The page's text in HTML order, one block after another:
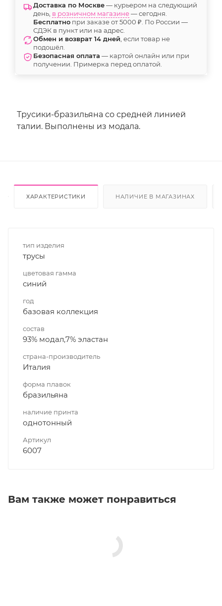
Доставка по Москве— курьером на следующий
день, в розничном магазине— сегодня.
Бесплатно при заказе от 5000 ₽. По России —
СДЭК в пункт или на адрес.
Обмен и возврат 14 дней , если товар не
подошёл.
Безопасная оплата — картой онлайн или при
получении. Примерка перед оплатой.
Трусики-бразильяна со средней линией
талии. Выполнены из модала.
ХАРАКТЕРИСТИКИ НАЛИЧИЕ В МАГАЗИНАХ
тип изделия
трусы
цветовая гамма
синий
год
базовая коллекция
состав
93% модал,7% эластан
страна-производитель
Италия
форма плавок
бразильяна
наличие принта
однотонный
Артикул
6007
Вам также может понравиться